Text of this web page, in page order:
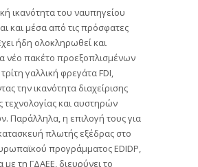
ικανότητα του ναυπηγείου
και μέσα από τις πρόσφατες
ήδη ολοκληρωθεί και
νέο πακέτο προεξοπλισμένων
γαλλική φρεγάτα FDI,
την ικανότητα διαχείρισης
και αυστηρών
Παράλληλα, η επιλογή τους για
πλωτής εξέδρας στο
προγράμματος EDIDP,
με τη ΓΔΑΕΕ, διευρύνει το